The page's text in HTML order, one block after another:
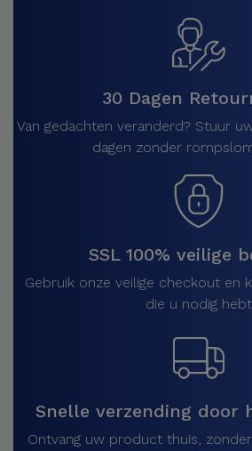
Bekijk
30 Dagen
Van gedachten veranderd? Stuur
dagen zonder
SSL 100% veilige
Gebruik onze veilige checkout en
die u nodig hebt
Snelle verzending door
Ontvang uw product thuis,